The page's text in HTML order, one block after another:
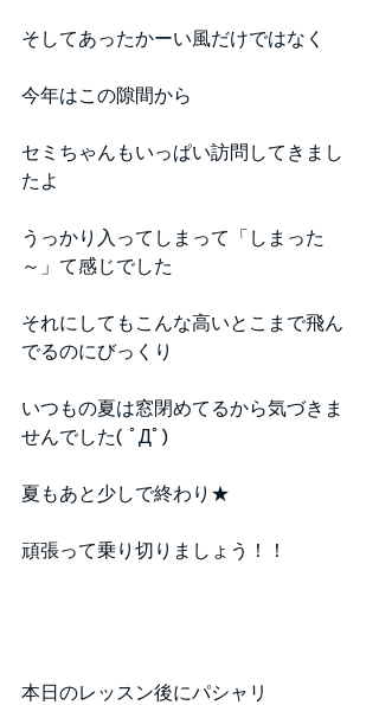
そしてあったかーい風だけではなく
今年はこの隙間から
セミちゃんもいっぱい訪問してきまし
たよ
うっかり入ってしまって「しまった
～」て感じでした
それにしてもこんな高いとこまで飛ん
でるのにびっくり
いつもの夏は窓閉めてるから気づきま
せんでした( ﾟДﾟ)
夏もあと少しで終わり★
頑張って乗り切りましょう！！
本日のレッスン後にパシャリ